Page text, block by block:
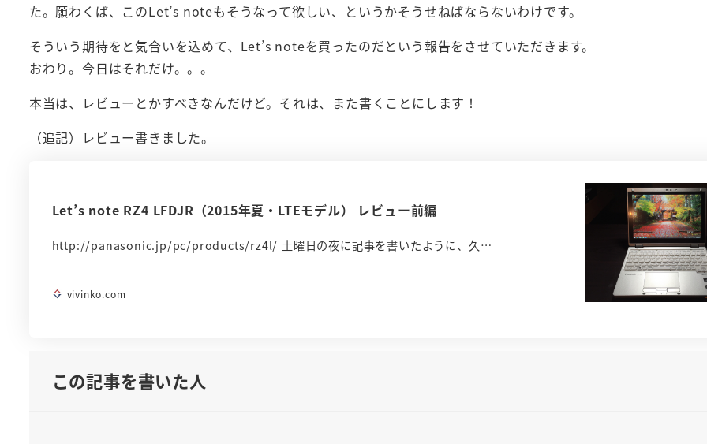
た。願わくば、このLet’s noteもそうなって欲しい、というかそうせねばならないわけです。
そういう期待をと気合いを込めて、Let’s noteを買ったのだという報告をさせていただきます。
おわり。今日はそれだけ。。。
本当は、レビューとかすべきなんだけど。それは、また書くことにします！
（追記）レビュー書きました。
Let’s note RZ4 LFDJR（2015年夏・LTEモデル） レビュー前編
http://panasonic.jp/pc/products/rz4l/ 土曜日の夜に記事を書いたように、久…
vivinko.com
この記事を書いた人